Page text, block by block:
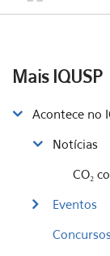
Mais IQUSP
Acontece no
Notícias
CO₂
Eventos